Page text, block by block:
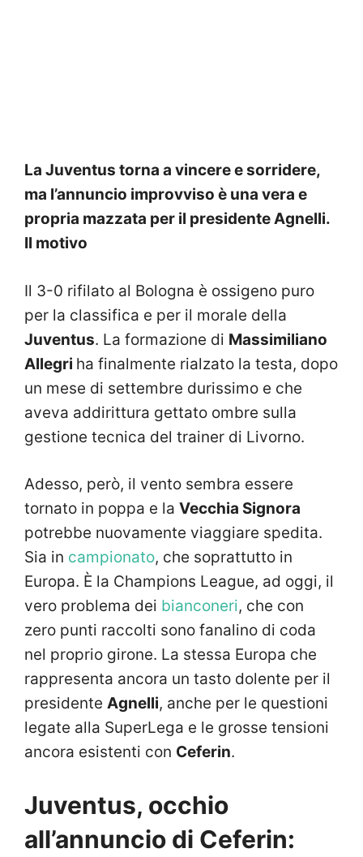
La Juventus torna a vincere e sorridere,
ma l’annuncio improvviso è una vera e
propria mazzata per il presidente Agnelli.
Il motivo
Il 3-0 rifilato al Bologna è ossigeno puro
per la classifica e per il morale della
Juventus. La formazione di Massimiliano
Allegri ha finalmente rialzato la testa, dopo
un mese di settembre durissimo e che
aveva addirittura gettato ombre sulla
gestione tecnica del trainer di Livorno.
Adesso, però, il vento sembra essere
tornato in poppa e la Vecchia Signora
potrebbe nuovamente viaggiare spedita.
Sia in campionato, che soprattutto in
Europa. È la Champions League, ad oggi, il
vero problema dei bianconeri, che con
zero punti raccolti sono fanalino di coda
nel proprio girone. La stessa Europa che
rappresenta ancora un tasto dolente per il
presidente Agnelli, anche per le questioni
legate alla SuperLega e le grosse tensioni
ancora esistenti con Ceferin.
Juventus, occhio
all’annuncio di Ceferin: